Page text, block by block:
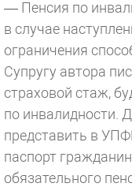
— Пенсия по
в случае
ограничения
Супругу автора
страховой стаж,
по инвалидности.
представить в
паспорт
обязательного